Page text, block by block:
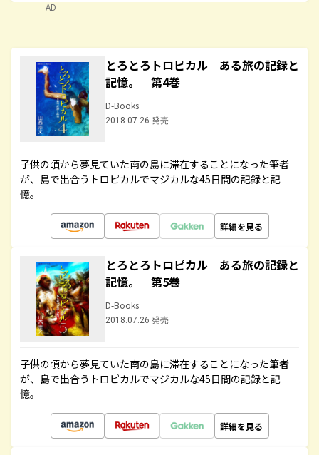
AD
とろとろトロピカル ある旅の記録と
記憶。 第4巻
D-Books
2018.07.26 発売
子供の頃から夢見ていた南の島に滞在することになった筆者
が、島で出合うトロピカルでマジカルな45日間の記録と記
憶。
詳細を見る
とろとろトロピカル ある旅の記録と
記憶。 第5巻
D-Books
2018.07.26 発売
子供の頃から夢見ていた南の島に滞在することになった筆者
が、島で出合うトロピカルでマジカルな45日間の記録と記
憶。
詳細を見る